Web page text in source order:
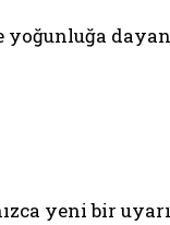
yeni bir